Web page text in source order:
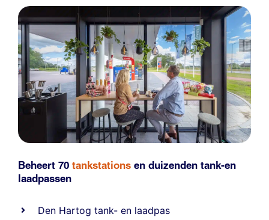
Beheert 70 tankstations en duizenden tank-en
laadpassen
Den Hartog tank- en laadpas